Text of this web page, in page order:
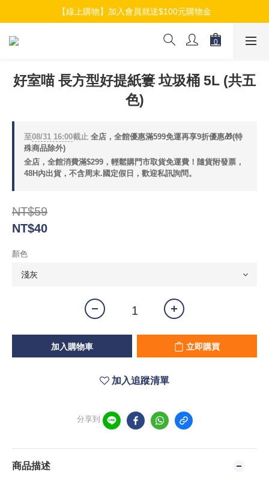
【線上購物】加入會員就送$100元購物金
【線上購物】加入會員就送$100元購物金
【線上購物】介紹好友加入會員再拿$50折扣金
好室喵 長方型好提紙簍 垃圾桶 5L (共五
色)
至08/31 16:00截止 全店，全館優惠滿599免運再享9折優惠🎁(特
殊商品除外)
全店，全館消費滿$299，輕鬆購門市取貨免運費！隨貨附發票，
48H內出貨，不含周末.國定假日，歡迎私訊詢問。
NT$59
NT$40
顏色
加入購物車 立即購買
加入追蹤清單
分享到
商品描述